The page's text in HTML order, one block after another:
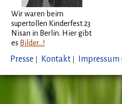
Wir waren beim
supertollen Kinderfest 23
Nisan in Berlin. Hier gibt
es Bilder...!
Presse | Kontakt |